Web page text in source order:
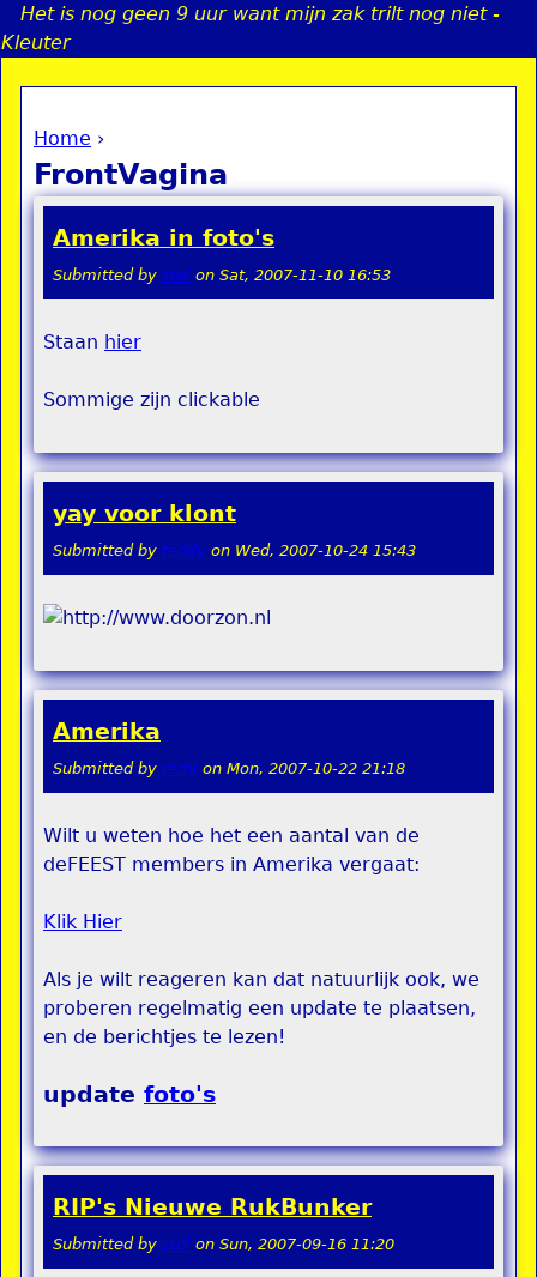
Jump to navigation
Het is nog geen 9 uur want mijn zak trilt nog niet -
Kleuter
You are here
Home ›
FrontVagina
Amerika in foto's
Submitted by stel on Sat, 2007-11-10 16:53
Staan hier
Sommige zijn clickable
yay voor klont
Submitted by teddy on Wed, 2007-10-24 15:43
Amerika
Submitted by remi on Mon, 2007-10-22 21:18
Wilt u weten hoe het een aantal van de
deFEEST members in Amerika vergaat:
Klik Hier
Als je wilt reageren kan dat natuurlijk ook, we
proberen regelmatig een update te plaatsen,
en de berichtjes te lezen!
update foto's
RIP's Nieuwe RukBunker
Submitted by stel on Sun, 2007-09-16 11:20